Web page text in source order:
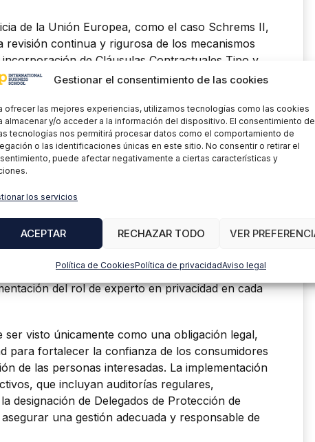
Gestionar el consentimiento de las cookies
ofrecer las mejores experiencias, utilizamos tecnologías como las cookies
almacenar y/o acceder a la información del dispositivo. El consentimiento de
tecnologías nos permitirá procesar datos como el comportamiento de
o las identificaciones únicas en este sitio. No consentir o retirar el
puede afectar negativamente a ciertas características y
los servicios
ACEPTAR RECHAZAR TODO VER
Política de CookiesPolítica de privacidadAviso legal
de la Unión Europea, como el caso Schrems II,
revisión continua y rigurosa de los mecanismos
de Cláusulas Contractuales Tipo y
para asegurar que ofrecen garantías
cada aspecto vinculado con el derecho
de una constante revisión y actualización
momento.
y Cumplimiento
de datos está en constante evolución
y desafíos tecnológicos. Las autoridades de
a nivel europeo como nacional, emiten
que interpretan y desarrollan las
Las empresas deben estar atentas a
y prácticas de conformidad. Esta constante
del rol de experto en privacidad en cada
visto únicamente como una obligación legal,
para fortalecer la confianza de los consumidores
de las personas interesadas. La implementación
que incluyan auditorías regulares,
designación de Delegados de Protección de
una gestión adecuada y responsable de